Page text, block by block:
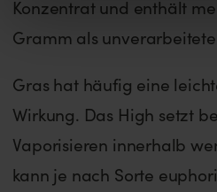
Konzentrat und enthält
Gramm als
Gras hat häufig eine
Wirkung. Das High setzt
Vaporisieren innerhalb
kann je nach Sorte